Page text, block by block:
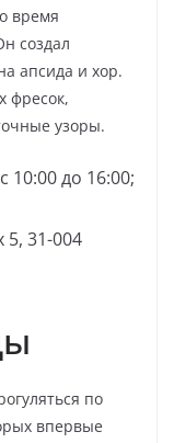
время
создал
апсида и хор.
фресок,
узоры.
10:00 до 16:00;
31-004
по
впервые